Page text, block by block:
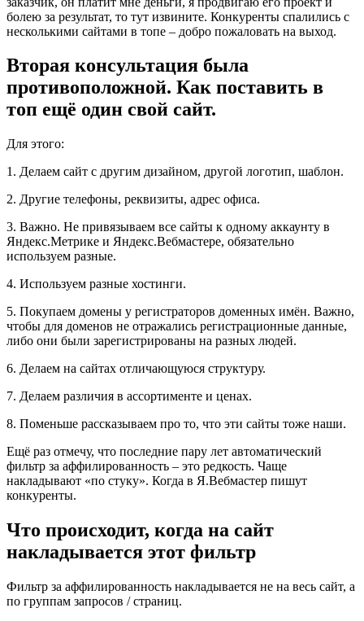
болею за результат, то тут извините. Конкуренты спалились с
несколькими сайтами в топе – добро пожаловать на выход.
Вторая консультация была
противоположной. Как поставить в
топ ещё один свой сайт.
Для этого:
1. Делаем сайт с другим дизайном, другой логотип, шаблон.
2. Другие телефоны, реквизиты, адрес офиса.
3. Важно. Не привязываем все сайты к одному аккаунту в
Яндекс.Метрике и Яндекс.Вебмастере, обязательно
используем разные.
4. Используем разные хостинги.
5. Покупаем домены у регистраторов доменных имён. Важно,
чтобы для доменов не отражались регистрационные данные,
либо они были зарегистрированы на разных людей.
6. Делаем на сайтах отличающуюся структуру.
7. Делаем различия в ассортименте и ценах.
8. Поменьше рассказываем про то, что эти сайты тоже наши.
Ещё раз отмечу, что последние пару лет автоматический
фильтр за аффилированность – это редкость. Чаще
накладывают «по стуку». Когда в Я.Вебмастер пишут
конкуренты.
Что происходит, когда на сайт
накладывается этот фильтр
Фильтр за аффилированность накладывается не на весь сайт, а
по группам запросов / страниц.